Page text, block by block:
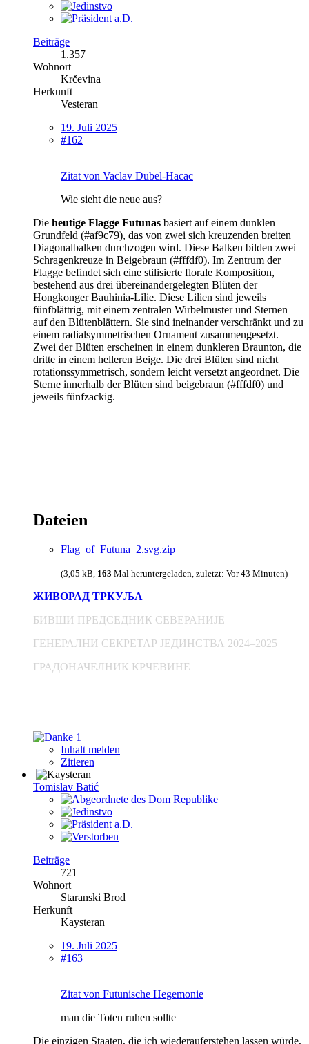
Beiträge
1.357
Wohnort
Krčevina
Herkunft
Vesteran
19. Juli 2025
#162
Zitat von Vaclav Dubel-Hacac
Wie sieht die neue aus?
Die heutige Flagge Futunas basiert auf einem dunklen
Grundfeld (#af9c79), das von zwei sich kreuzenden breiten
Diagonalbalken durchzogen wird. Diese Balken bilden zwei
Schragenkreuze in Beigebraun (#fffdf0). Im Zentrum der
Flagge befindet sich eine stilisierte florale Komposition,
bestehend aus drei übereinandergelegten Blüten der
Hongkonger Bauhinia-Lilie. Diese Lilien sind jeweils
fünfblättrig, mit einem zentralen Wirbelmuster und Sternen
auf den Blütenblättern. Sie sind ineinander verschränkt und zu
einem radialsymmetrischen Ornament zusammengesetzt.
Zwei der Blüten erscheinen in einem dunkleren Braunton, die
dritte in einem helleren Beige. Die drei Blüten sind nicht
rotationssymmetrisch, sondern leicht versetzt angeordnet. Die
Sterne innerhalb der Blüten sind beigebraun (#fffdf0) und
jeweils fünfzackig.
Dateien
Flag_of_Futuna_2.svg.zip
(3,05 kB, 163 Mal heruntergeladen, zuletzt: Vor 43 Minuten)
ЖИВОРАД ТРКУЉА
БИВШИ ПРЕДСЕДНИК СЕВЕРАНИЈЕ
ГЕНЕРАЛНИ СЕКРЕТАР ЈЕДИНСТВА 2024–2025
ГРАДОНАЧЕЛНИК КРЧЕВИНЕ
1
Inhalt melden
Zitieren
Tomislav Batić
Beiträge
721
Wohnort
Staranski Brod
Herkunft
Kaysteran
19. Juli 2025
#163
Zitat von Futunische Hegemonie
man die Toten ruhen sollte
Die einzigen Staaten, die ich wiederauferstehen lassen würde,